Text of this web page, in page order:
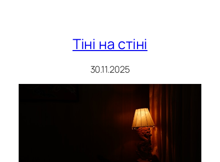
Тіні на стіні
30.11.2025